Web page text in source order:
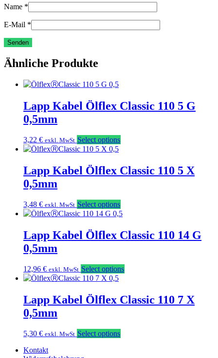
Name *
E-Mail *
Ähnliche Produkte
Lapp Kabel Ölflex Classic 110 5 G
0,5mm
3,22 € exkl. MwSt Select options
Lapp Kabel Ölflex Classic 110 5 X
0,5mm
3,48 € exkl. MwSt Select options
Lapp Kabel Ölflex Classic 110 14 G
0,5mm
12,96 € exkl. MwSt Select options
Lapp Kabel Ölflex Classic 110 7 X
0,5mm
5,30 € exkl. MwSt Select options
Kontakt